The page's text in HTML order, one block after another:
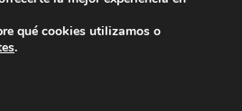
qué cookies utilizamos o
.